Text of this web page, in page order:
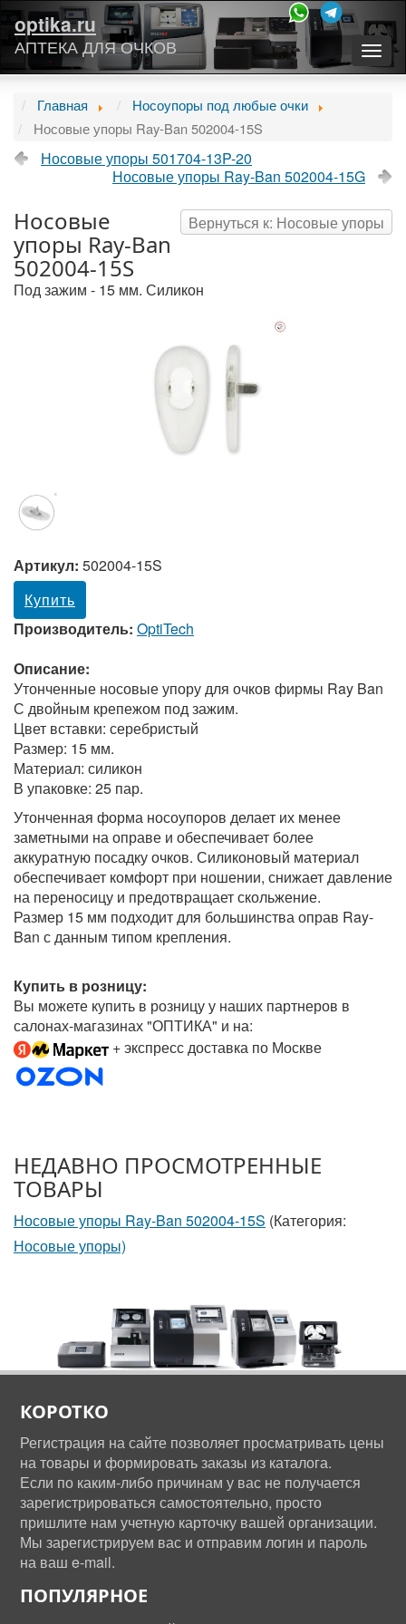
optika.ru
АПТЕКА ДЛЯ ОЧКОВ
Главная
Носоупоры под любые очки
Носовые упоры Ray-Ban 502004-15S
Носовые упоры 501704-13P-20
Носовые упоры Ray-Ban 502004-15G
Вернуться к: Носовые упоры
Носовые
упоры Ray-Ban
502004-15S
Под зажим - 15 мм. Силикон
Артикул: 502004-15S
Купить
Производитель: OptiTech
Описание:
Утонченные носовые упору для очков фирмы Ray Ban
С двойным крепежом под зажим.
Цвет вставки: серебристый
Размер: 15 мм.
Материал: силикон
В упаковке: 25 пар.
Утонченная форма носоупоров делает их менее
заметными на оправе и обеспечивает более
аккуратную посадку очков. Силиконовый материал
обеспечивает комфорт при ношении, снижает давление
на переносицу и предотвращает скольжение.
Размер 15 мм подходит для большинства оправ Ray-
Ban с данным типом крепления.
Купить в розницу:
Вы можете купить в розницу у наших партнеров в
салонах-магазинах "ОПТИКА" и на:
+ экспресс доставка по Москве
НЕДАВНО ПРОСМОТРЕННЫЕ
ТОВАРЫ
Носовые упоры Ray-Ban 502004-15S (Категория:
Носовые упоры)
КОРОТКО
Регистрация на сайте позволяет просматривать цены
на товары и формировать заказы из каталога.
Если по каким-либо причинам у вас не получается
зарегистрироваться самостоятельно, просто
пришлите нам учетную карточку вашей организации.
Мы зарегистрируем вас и отправим логин и пароль
на ваш e-mail.
ПОПУЛЯРНОЕ